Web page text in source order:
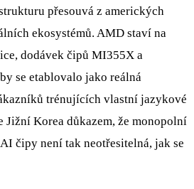
přesouvá z amerických
ekosystémů. AMD staví na
dodávek čipů MI355X a
se etablovalo jako reálná
trénujících vlastní jazykové
Jižní Korea důkazem, že monopolní
čipy není tak neotřesitelná, jak se